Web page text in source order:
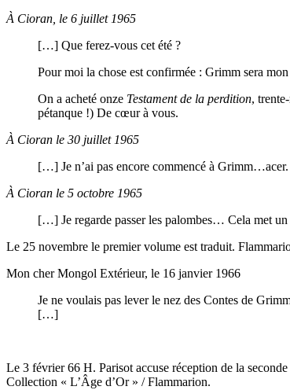
À Cioran, le 6 juillet 1965
[…] Que ferez-vous cet été ?
Pour moi la chose est confirmée : Grimm sera
On a acheté onze Testament de la perdition,
pétanque !) De cœur à vous.
À Cioran le 30 juillet 1965
[…] Je n’ai pas encore commencé à
À Cioran le 5 octobre 1965
[…] Je regarde passer les palombes… Cela met
Le 25 novembre le premier volume est traduit.
Mon cher Mongol Extérieur, le 16 janvier 1966
Je ne voulais pas lever le nez des Contes de
[…]
Le 3 février 66 H. Parisot accuse réception de la
Collection « L’Âge d’Or » / Flammarion.